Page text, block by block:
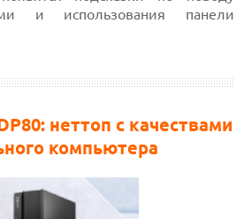
и использования панели
неттоп с качествами
компьютера